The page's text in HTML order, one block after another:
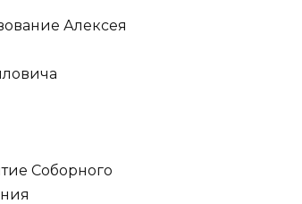
Алексея
Соборного